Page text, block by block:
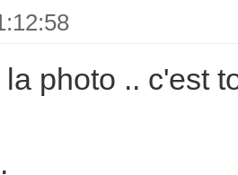
photo .. c'est